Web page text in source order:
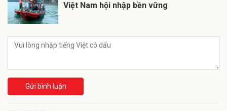
Việt Nam hội nhập bền vững
Gửi bình luận